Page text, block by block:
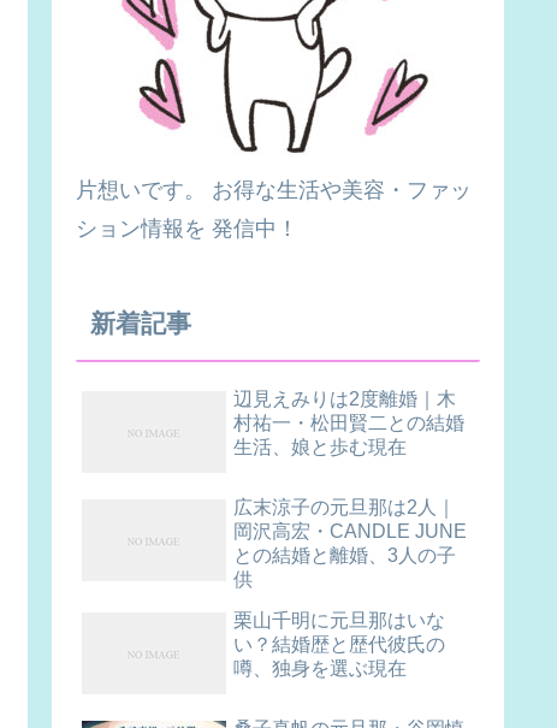
片想いです。 お得な生活や美容・ファッ
ション情報を 発信中！
新着記事
辺見えみりは2度離婚｜木
村祐一・松田賢二との結婚
生活、娘と歩む現在
広末涼子の元旦那は2人｜
岡沢高宏・CANDLE JUNE
との結婚と離婚、3人の子
供
栗山千明に元旦那はいな
い？結婚歴と歴代彼氏の
噂、独身を選ぶ現在